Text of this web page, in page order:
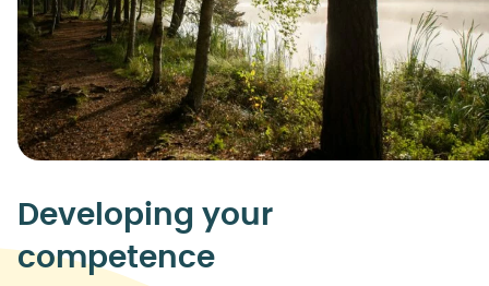
Developing your
competence